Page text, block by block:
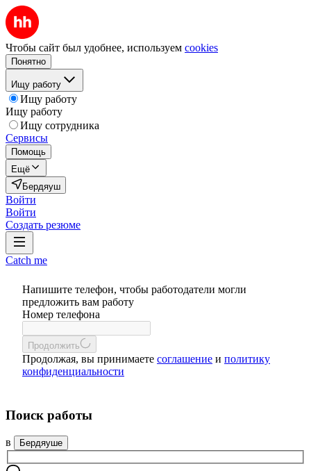
Чтобы сайт был удобнее, используем cookies
Понятно
Ищу работу
Ищу работу
Ищу работу
Ищу сотрудника
Сервисы
Помощь
Ещё
Бердяуш
Войти
Войти
Создать резюме
Catch me
Напишите телефон, чтобы работодатели могли
предложить вам работу
Номер телефона
Продолжить
Продолжая, вы принимаете соглашение и политику
конфиденциальности
Поиск работы
в Бердяуше